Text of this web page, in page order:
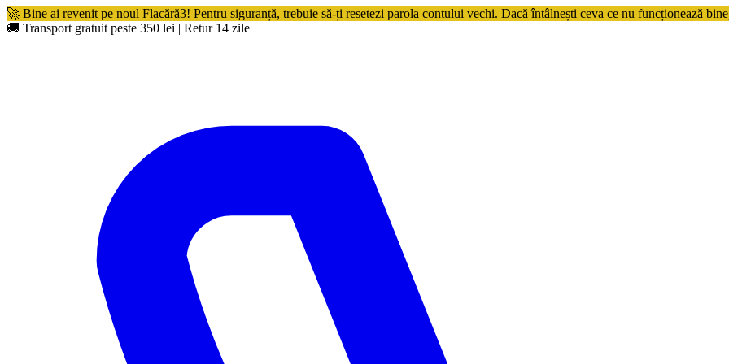
🚀 Bine ai revenit pe noul Flacără3! Pentru siguranță, trebuie să-ți resetezi parola contului vechi. Dacă întâlnești ceva ce nu funcționează
🚚 Transport gratuit peste 350 lei | Retur 14 zile